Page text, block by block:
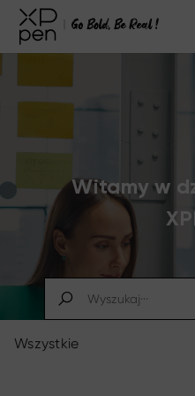
Witamy w
Wszystkie